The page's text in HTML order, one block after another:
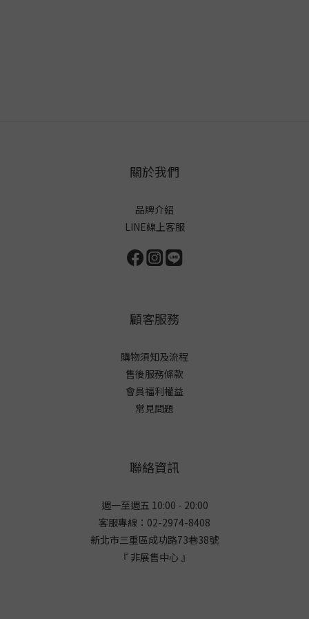
關於我們
品牌介紹
LINE線上客服
顧客服務
購物須知及流程
售後服務條款
會員福利權益
常見問題
聯絡資訊
週一至週五 10:00 - 20:00
客服專線：02-2974-8408
新北市三重區成功路73巷38號
『 非展售中心 』